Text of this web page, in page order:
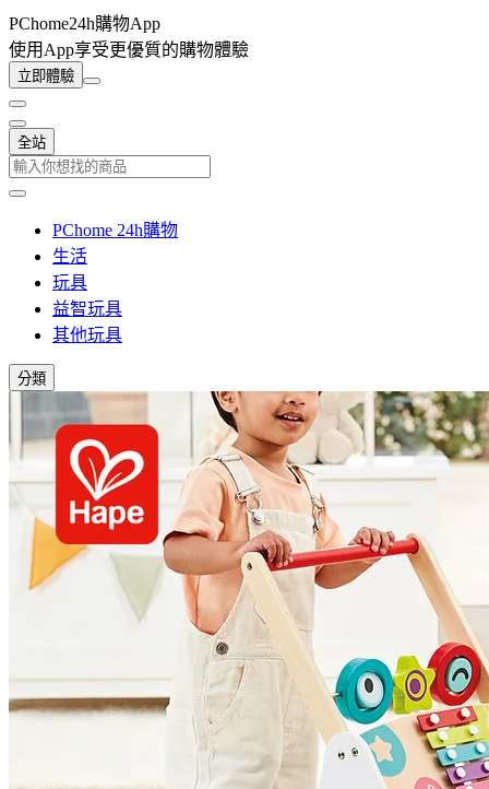
PChome24h購物App
使用App享受更優質的購物體驗
立即體驗
全站
PChome 24h購物
生活
玩具
益智玩具
其他玩具
分類